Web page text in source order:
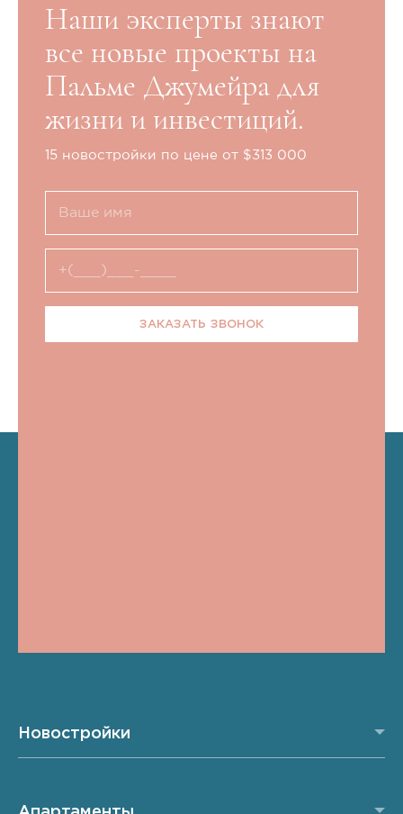
Наши эксперты знают
все новые проекты на
Пальме Джумейра для
жизни и инвестиций.
15 новостройки по цене от $313 000
ЗАКАЗАТЬ ЗВОНОК
Новостройки